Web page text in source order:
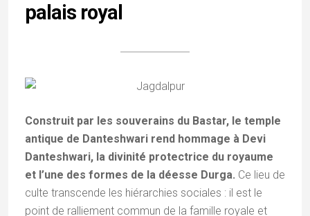
palais royal
Construit par les souverains du Bastar, le temple
antique de Danteshwari rend hommage à Devi
Danteshwari, la divinité protectrice du royaume
et l’une des formes de la déesse Durga. Ce lieu de
culte transcende les hiérarchies sociales : il est le
point de ralliement commun de la famille royale et